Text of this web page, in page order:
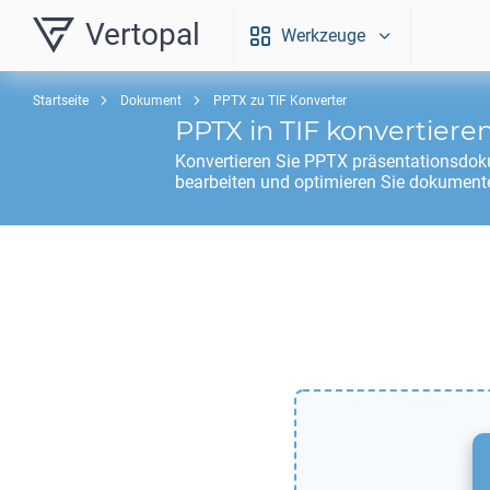
Vertopal Werkzeuge
Startseite Dokument PPTX zu TIF Konverter
PPTX in TIF
Konvertieren Sie PPTX
bearbeiten und optimieren Sie